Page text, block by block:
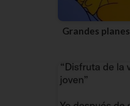
Grandes planes